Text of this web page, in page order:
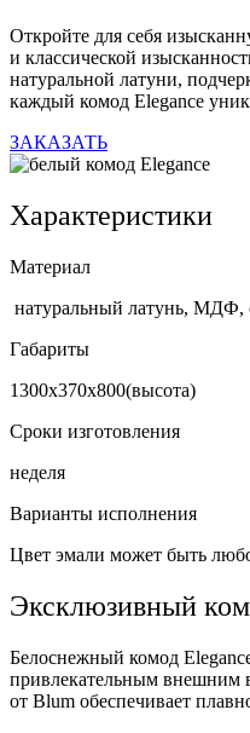
Откройте для себя
и классической
натуральной латуни,
каждый комод Elegance
ЗАКАЗАТЬ
Характеристики
Материал
натуральный латунь, МДФ,
Габариты
1300х370х800(высота)
Сроки изготовления
неделя
Варианты исполнения
Цвет эмали может быть
Эксклюзивный
Белоснежный комод
привлекательным внешним
от Blum обеспечивает